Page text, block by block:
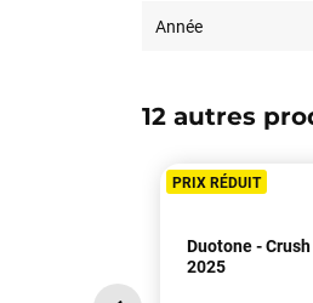
Année
12 autres
PRIX RÉDUIT
Duotone - Crush
2025